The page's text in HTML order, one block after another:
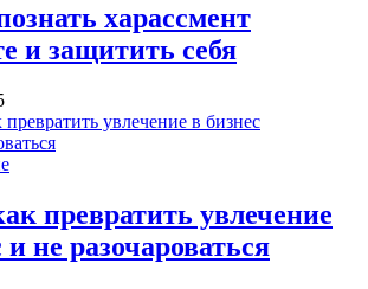
харассмент
и защитить себя
превратить увлечение
и не разочароваться